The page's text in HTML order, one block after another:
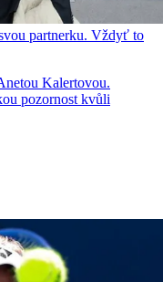
partnerku. Vždyť to
Kalertovou.
pozornost kvůli